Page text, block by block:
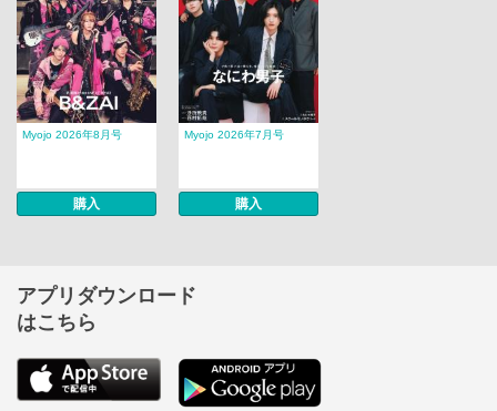
Myojo 2026年8月号
購入
Myojo 2026年7月号
購入
アプリダウンロード
はこちら